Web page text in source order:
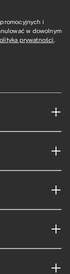
i
w dowolnym
prywatności .